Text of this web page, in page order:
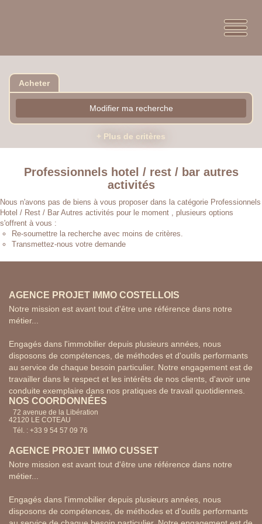
Acheter
Modifier ma recherche
+ Plus de critères
Professionnels hotel / rest / bar autres
activités
Nous n'avons pas de biens à vous proposer dans la catégorie Professionnels
Hotel / Rest / Bar Autres activités pour le moment , plusieurs options
s'offrent à vous :
Re-soumettre la recherche avec moins de critères.
Transmettez-nous votre demande
AGENCE PROJET IMMO COSTELLOIS
Notre mission est avant tout d'être une référence dans notre
métier...
Engagés dans l'immobilier depuis plusieurs années, nous
disposons de compétences, de méthodes et d'outils performants
au service de chaque besoin particulier. Notre engagement est de
travailler dans le respect et les intérêts de nos clients, d'avoir une
conduite exemplaire dans nos pratiques de travail quotidiennes.
NOS COORDONNÉES
72 avenue de la Libération
42120 LE COTEAU
Tél. : +33 9 54 57 09 76
AGENCE PROJET IMMO CUSSET
Notre mission est avant tout d'être une référence dans notre
métier...
Engagés dans l'immobilier depuis plusieurs années, nous
disposons de compétences, de méthodes et d'outils performants